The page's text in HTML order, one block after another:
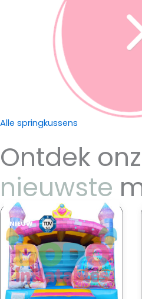
Alle springkussens
Ontdek
nieuwste
NIEUW